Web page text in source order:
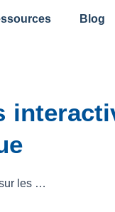
Blog
Guide du chef de produit sur les 5 fonctions interactives d'un livre de bord qui se démarque